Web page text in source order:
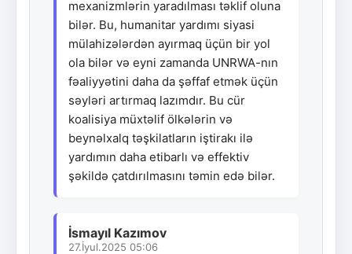
mexanizmlərin yaradılması təklif oluna
bilər. Bu, humanitar yardımı siyasi
mülahizələrdən ayırmaq üçün bir yol
ola bilər və eyni zamanda UNRWA-nın
fəaliyyətini daha da şəffaf etmək üçün
səyləri artırmaq lazımdır. Bu cür
koalisiya müxtəlif ölkələrin və
beynəlxalq təşkilatların iştirakı ilə
yardımın daha etibarlı və effektiv
şəkildə çatdırılmasını təmin edə bilər.
İsmayıl Kazımov
27.İyul.2025 05:06